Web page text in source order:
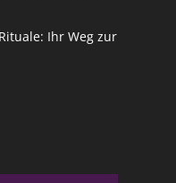
Ihr Weg zur